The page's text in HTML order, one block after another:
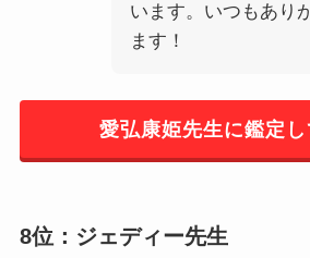
います。いつもあり
ます！
愛弘康姫先生に鑑定し
8位：ジェディー先生